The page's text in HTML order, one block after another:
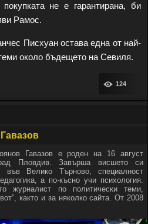
не е гарантирана, би
Рамос.
Писхуан остава една от най-
около бъдещето на Севиля.
124
Гавазов е роден на 16 август
Пловдив. Завърша висшето си
във Велико Търново, специалност
а по-късно учи психология.
журналист по политически теми,
както и за няколко сайта. От 2008